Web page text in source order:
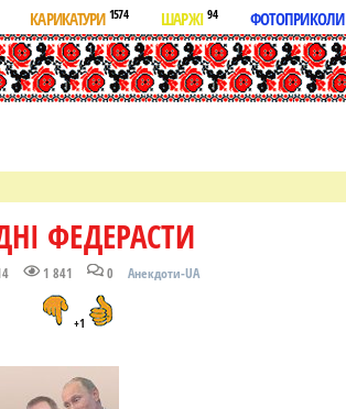
КАРИКАТУРИ 1574 ШАРЖІ94 ФОТОПРИКОЛИ
ФЕДЕРАСТИ
1 841 0 Анекдоти-UA
+1